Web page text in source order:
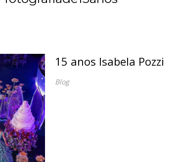
15 anos Isabela Pozzi
Blog